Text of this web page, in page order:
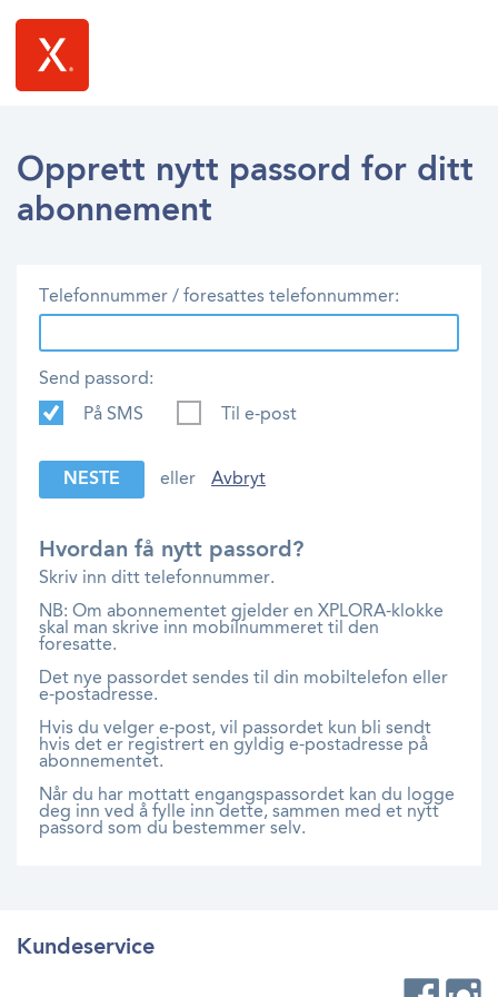
Opprett nytt passord for ditt
abonnement
Telefonnummer / foresattes telefonnummer:
Send passord:
På SMS
Til e-post
NESTE eller Avbryt
Hvordan få nytt passord?
Skriv inn ditt telefonnummer.
NB: Om abonnementet gjelder en XPLORA-klokke
skal man skrive inn mobilnummeret til den
foresatte.
Det nye passordet sendes til din mobiltelefon eller
e-postadresse.
Hvis du velger e-post, vil passordet kun bli sendt
hvis det er registrert en gyldig e-postadresse på
abonnementet.
Når du har mottatt engangspassordet kan du logge
deg inn ved å fylle inn dette, sammen med et nytt
passord som du bestemmer selv.
Kundeservice